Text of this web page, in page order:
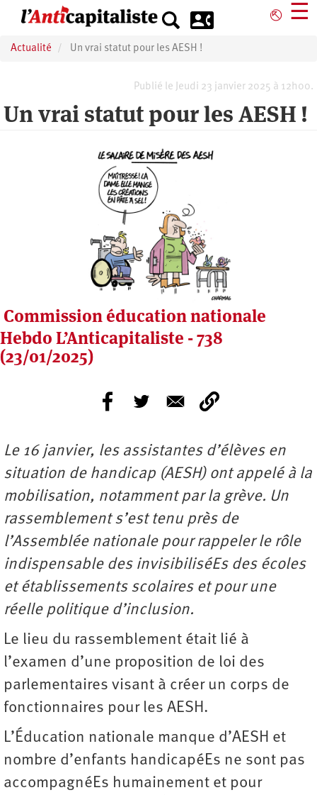
principal
⎋ ☰
Actualité Un vrai statut pour les AESH !
Publié le Jeudi 23 janvier 2025 à 12h00.
Un vrai statut pour les AESH !
Commission éducation nationale
Hebdo L’Anticapitaliste - 738
(23/01/2025)
Le 16 janvier, les assistantes d’élèves en
situation de handicap (AESH) ont appelé à la
mobilisation, notamment par la grève. Un
rassemblement s’est tenu près de
l’Assemblée nationale pour rappeler le rôle
indispensable des invisibiliséEs des écoles
et établissements scolaires et pour une
réelle politique d’inclusion.
Le lieu du rassemblement était lié à
l’examen d’une proposition de loi des
parlementaires visant à créer un corps de
fonctionnaires pour les AESH.
L’Éducation nationale manque d’AESH et
nombre d’enfants handicapéEs ne sont pas
accompagnéEs humainement et pour